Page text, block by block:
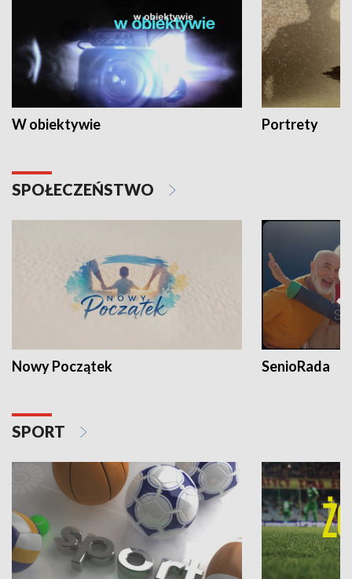
W obiektywie Portrety
SPOŁECZEŃSTWO
Nowy Początek SenioRada
SPORT